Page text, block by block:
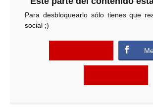
Para desbloquearlo sólo tienes que
social ;)